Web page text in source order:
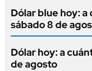
Dólar blue hoy:
sábado 8 de
Dólar hoy: a
de agosto